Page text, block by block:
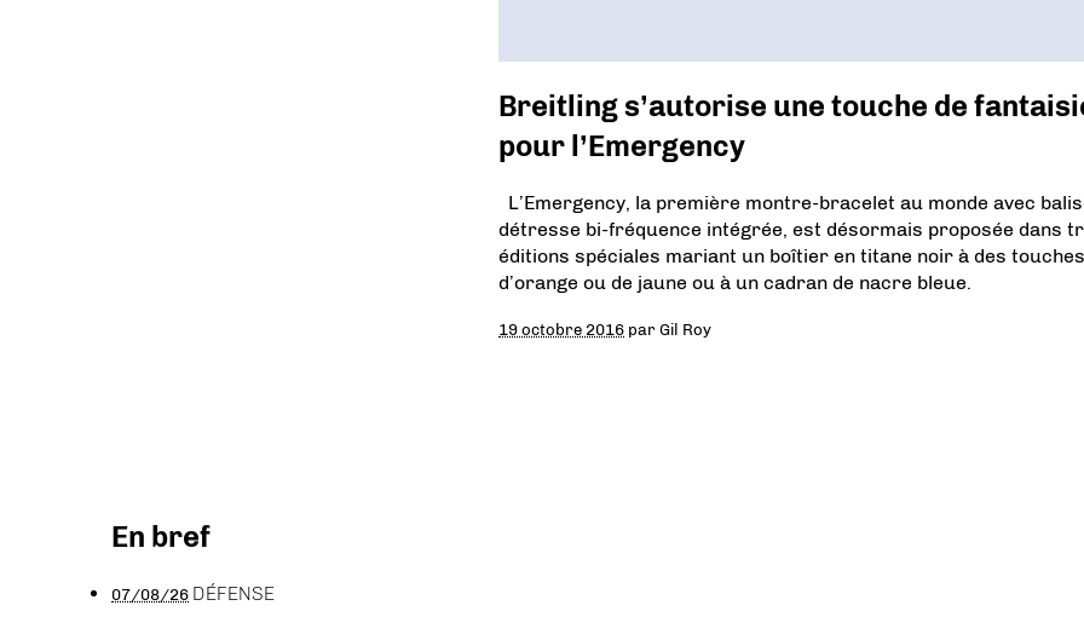
Breitling s’autorise une touche de
pour l’Emergency
L’Emergency, la première montre-bracelet au monde avec
détresse bi-fréquence intégrée, est désormais proposée dans
éditions spéciales mariant un boîtier en titane noir à des touches
d’orange ou de jaune ou à un cadran de nacre bleue.
19 octobre 2016 parGil Roy
En bref
07/08/26 DÉFENSE